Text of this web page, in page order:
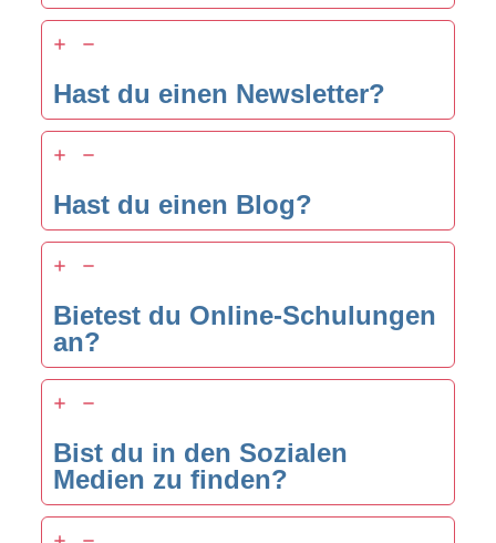
Hast du einen Newsletter?
Hast du einen Blog?
Bietest du Online-Schulungen
an?
Bist du in den Sozialen
Medien zu finden?